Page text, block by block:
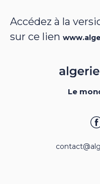
Accédez à la
sur ce lien
Le